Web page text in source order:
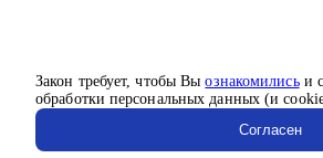
Закон требует, чтобы Выознакомилисьи
обработки персональных данных (и
Согласен